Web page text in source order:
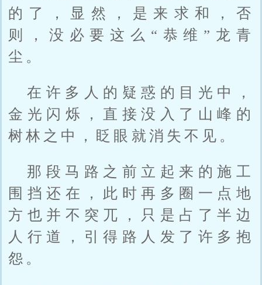
的了，显然，是来求和，否
则，没必要这么“恭维”龙青
尘。
在许多人的疑惑的目光中，
金光闪烁，直接没入了山峰的
树林之中，眨眼就消失不见。
那段马路之前立起来的施工
围挡还在，此时再多圈一点地
方也并不突兀，只是占了半边
人行道，引得路人发了许多抱
怨。